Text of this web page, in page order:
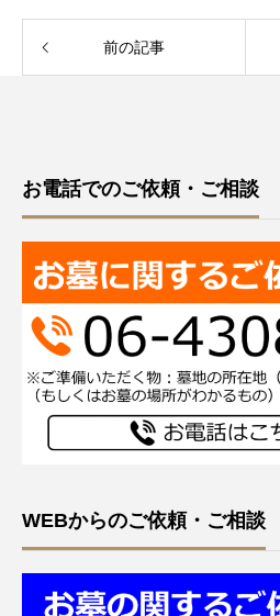
前の記事
お電話でのご依頼・ご相談
WEBからのご依頼・ご相談